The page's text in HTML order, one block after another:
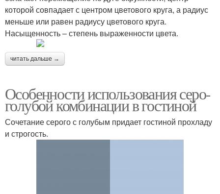
которой совпадает с центром цветового круга, а радиус
меньше или равен радиусу цветового круга.
Насыщенность – степень выраженности цвета.
читать дальше →
Особенности использования серо-
голубой комбинации в гостиной
Сочетание серого с голубым придает гостиной прохладу
и строгость.